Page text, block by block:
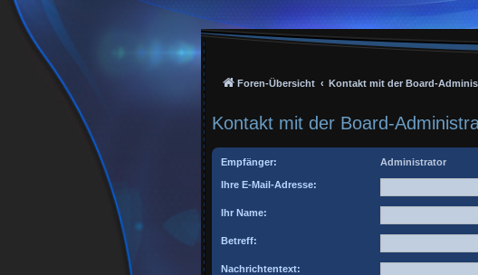
Foren-Übersicht Kontakt mit der Board-
Kontakt mit der Board-
Empfänger: Administrator
Ihre E-Mail-Adresse:
Ihr Name:
Betreff:
Nachrichtentext: